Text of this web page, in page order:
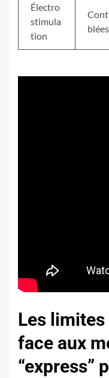
Électro
stimula
tion
blées
Les
face aux
“express”